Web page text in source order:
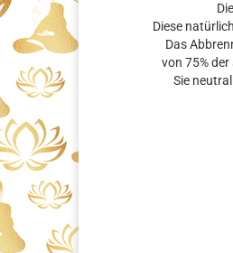
Diese
Das
von 75%
Sie